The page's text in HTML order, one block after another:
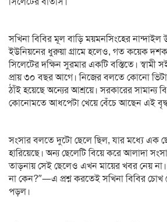
সখিনা বিবির মূল বাড়ি ময়মনসিংহের নান্দাইল
ইউনিয়নের ধুরুয়া গ্রামে হলেও, গত কয়েক দশক
সিলেটের দক্ষিন সুরমার একটি বস্তিতে। স্বামী
প্রায় ৩০ বছর আগে। নিজের বলতে কোনো
ঠাঁই হয়েছে অন্যের আশ্রয়ে। সরকারের সামান্য
কোনোমতে আধপেটা খেয়ে বেঁচে আছেন এই
সংসার বলতে দুটো ছেলে ছিল, যার মধ্যে এক
হারিয়েছে। অন্য ছেলেটি বিয়ে করে আলাদা
তাড়নায় সেই ছেলেও এখন মায়ের খবর নেয়
না কেন?”—এ প্রশ্ন করতেই সখিনা বিবির চোখ
পড়ল।